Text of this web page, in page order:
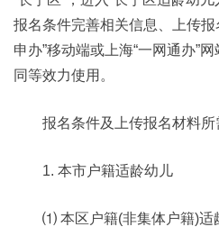
报名条件完善相关信息、上传
申办”移动端或上海“一网通办”
同等效力使用。
报名条件及上传报名材料所
1. 本市户籍适龄幼儿
⑴ 本区户籍(非集体户籍)适